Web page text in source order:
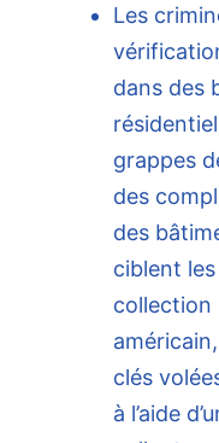
Les
dans des
grappes
des
des
ciblent
collection
clés
à l’aide